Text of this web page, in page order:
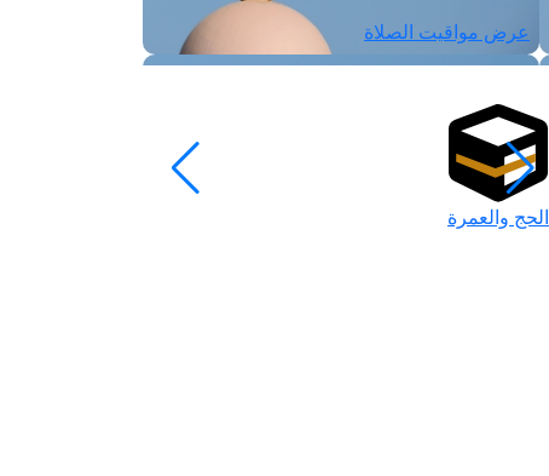
عرض مواقيت الصلاة
الحج والعمرة